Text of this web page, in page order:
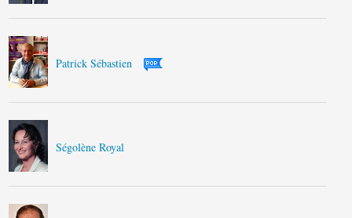
Patrick Sébastien
Ségolène Royal